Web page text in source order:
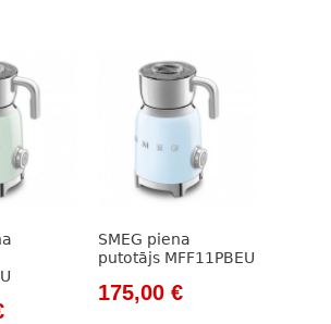
Current
SMEG piena
putotājs MFF11PBEU
Original
175,00 €Current